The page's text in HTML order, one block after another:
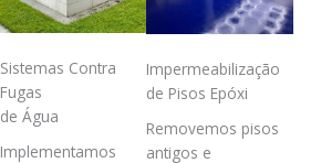
Sistemas Contra
Fugas
de Água
Implementamos
Impermeabilização
de Pisos Epóxi
Removemos pisos
antigos e